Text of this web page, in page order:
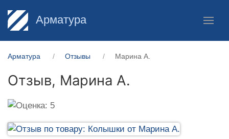
Арматура
Арматура Отзывы Марина А.
Отзыв, Марина А.